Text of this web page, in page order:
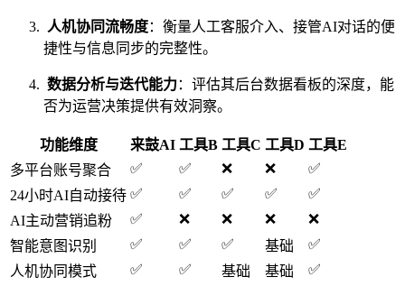
人机协同流畅度：衡量人工客服介入、接管AI对话的便
捷性与信息同步的完整性。
数据分析与迭代能力：评估其后台数据看板的深度，能
否为运营决策提供有效洞察。
功能维度 来鼓AI 工具B 工具C 工具D 工具E
多平台账号聚合
✅ ✅ ❌ ❌
✅
24小时AI自动接待 ✅ ✅ ✅ ✅
✅
AI主动营销追粉
✅ ❌ ❌ ❌
❌
智能意图识别
✅ ✅ ✅ 基础
✅
人机协同模式
✅ ✅ 基础 基础
✅